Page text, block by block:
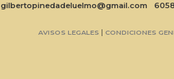
gilbertopinedadeluelmo@gmail.com
AVISOS LEGALES| CONDICIONES